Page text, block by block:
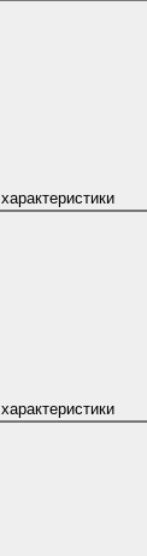
характеристики
характеристики